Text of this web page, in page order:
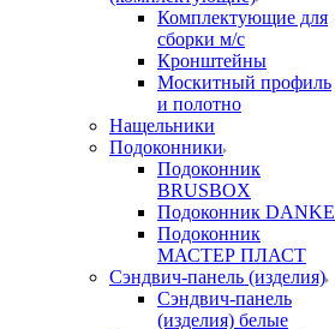
Комплектующие для
сборки м/с
Кронштейны
Москитный профиль
и полотно
Нащельники
Подоконники
Подоконник
BRUSBOX
Подоконник DANKE
Подоконник
МАСТЕР ПЛАСТ
Сэндвич-панель (изделия)
Сэндвич-панель
(изделия) белые